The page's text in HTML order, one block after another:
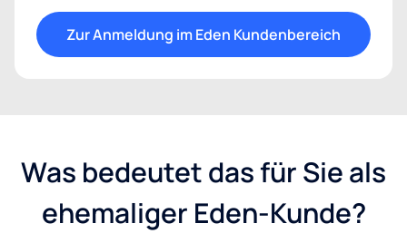
Zur Anmeldung im Eden Kundenbereich
Was bedeutet das für Sie als
ehemaliger Eden-Kunde?